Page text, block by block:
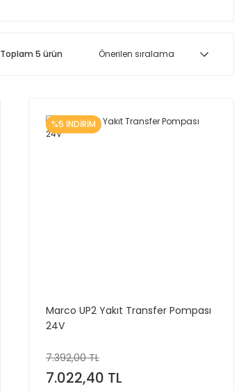
Toplam 5 ürün
%5 İNDİRİM
Marco UP2 Yakıt Transfer Pompası
24V
7.392,00 TL
7.022,40 TL